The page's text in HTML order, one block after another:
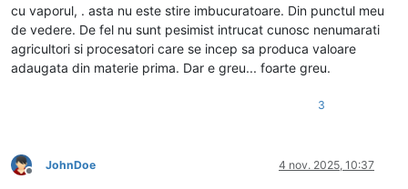
cu vaporul, . asta nu este stire imbucuratoare. Din punctul meu
de vedere. De fel nu sunt pesimist intrucat cunosc nenumarati
agricultori si procesatori care se incep sa produca valoare
adaugata din materie prima. Dar e greu... foarte greu.
3
Deconectat
JohnDoe 4 nov. 2025, 10:37